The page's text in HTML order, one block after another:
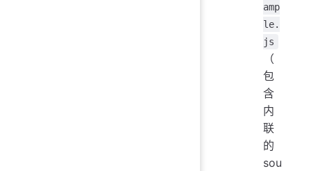
amp
le.
js
（
包
含
内
联
的
sou